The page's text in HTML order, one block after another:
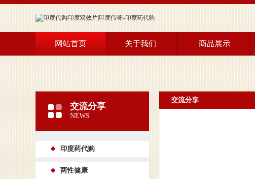
网站首页 关于我们 商品展示
艾力达双效
交流分享
NEWS
印度药代购
两性健康
交流分享